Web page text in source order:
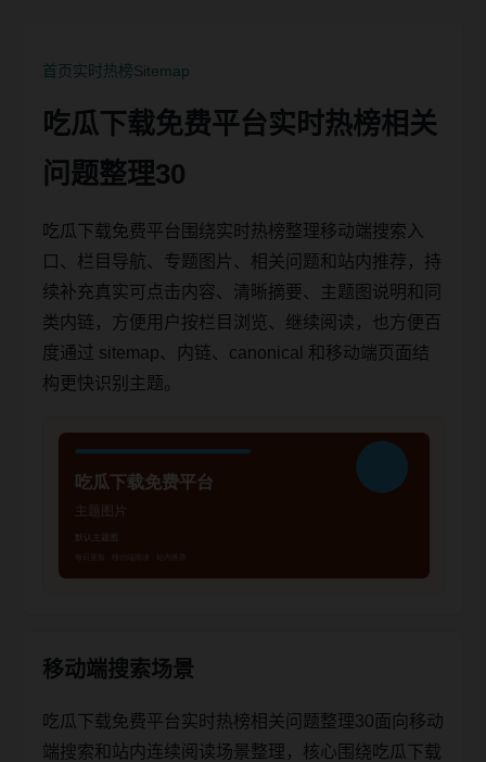
首页实时热榜Sitemap
吃瓜下载免费平台实时热榜相关
问题整理30
吃瓜下载免费平台围绕实时热榜整理移动端搜索入
口、栏目导航、专题图片、相关问题和站内推荐，持
续补充真实可点击内容、清晰摘要、主题图说明和同
类内链，方便用户按栏目浏览、继续阅读，也方便百
度通过 sitemap、内链、canonical 和移动端页面结
构更快识别主题。
移动端搜索场景
吃瓜下载免费平台实时热榜相关问题整理30面向移动
端搜索和站内连续阅读场景整理，核心围绕吃瓜下载